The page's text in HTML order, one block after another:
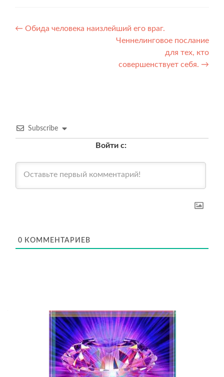
Навигация
← Обида человека наизлейший его враг.
Ченнелинговое послание
для тех, кто
совершенствует себя. →
Subscribe
Войти с:
0 КОММЕНТАРИЕВ